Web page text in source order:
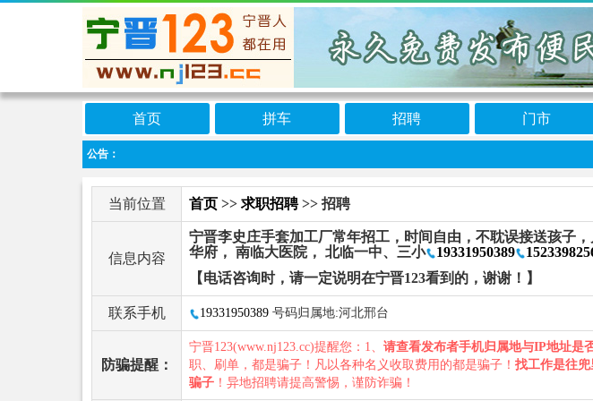
首页 拼车 招聘 门市
公告：
当前位置 首页 >> 求职招聘>> 招聘
信息内容
宁晋李史庄手套加工厂常年招工，时间自由，不耽误接送孩子
华府， 南临大医院， 北临一中、三小
19331950389
【电话咨询时，请一定说明在宁晋123看到的，谢谢！】
联系手机 19331950389 号码归属地:河北邢台
防骗提醒：
宁晋123(www.nj123.cc)提醒您：1、 请查看发布者手机归属地与IP地址是
职、刷单，都是骗子！凡以各种名义收取费用的都是骗子！ 找工作是往
骗子 ！异地招聘请提高警惕，谨防诈骗！